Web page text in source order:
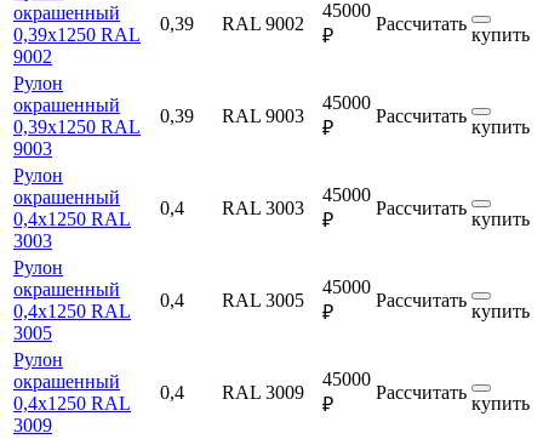
окрашенный
0,39х1250 RAL
9002
0,39 RAL 9002
45000
₽
Рассчитать
купить
Рулон
окрашенный
0,39х1250 RAL
9003
0,39 RAL 9003
45000
₽
Рассчитать
купить
Рулон
окрашенный
0,4х1250 RAL
3003
0,4 RAL 3003
45000
₽
Рассчитать
купить
Рулон
окрашенный
0,4х1250 RAL
3005
0,4 RAL 3005
45000
₽
Рассчитать
купить
Рулон
окрашенный
0,4х1250 RAL
3009
0,4 RAL 3009
45000
₽
Рассчитать
купить